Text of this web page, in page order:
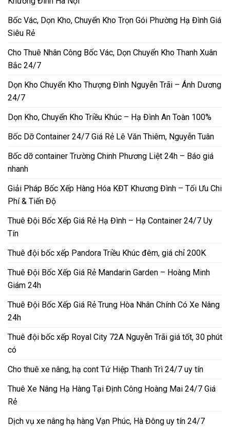
Bốc Vác, Dọn Kho, Chuyển Kho Trọn Gói Phường Hạ Đình Giá
Siêu Rẻ
Cho Thuê Nhân Công Bốc Vác, Dọn Chuyển Kho Thanh Xuân
Bắc 24/7
Dọn Kho Chuyển Kho Thượng Đình Nguyễn Trãi – Ánh Dương
24/7
Dọn Kho, Chuyển Kho Triều Khúc – Hạ Đình An Toàn 100%
Bốc Dỡ Container 24/7 Giá Rẻ Lê Văn Thiêm, Nguyễn Tuân
Bốc dỡ container Trường Chinh Phương Liệt 24h – Báo giá
nhanh
Giải Pháp Bốc Xếp Hàng Hóa KĐT Khương Đình – Tối Ưu Chi
Phí & Tiến Độ
Thuê Đội Bốc Xếp Giá Rẻ Hạ Đình – Hạ Container 24/7 Uy
Tín
Thuê đội bốc xếp Pandora Triều Khúc đêm, giá chỉ 200K
Thuê Đội Bốc Xếp Giá Rẻ Mandarin Garden – Hoàng Minh
Giám 24h
Thuê Đội Bốc Xếp Giá Rẻ Trung Hòa Nhân Chính Có Xe Nâng
24h
Thuê đội bốc xếp Royal City 72A Nguyễn Trãi giá tốt, 30 phút
có
Cho thuê xe nâng, hạ cont Tứ Hiệp Thanh Trì 24/7 uy tín
Thuê Xe Nâng Hạ Hàng Tại Định Công Hoàng Mai 24/7 Giá
Rẻ
Dịch vụ xe nâng hạ hàng Vạn Phúc, Hà Đông uy tín 24/7